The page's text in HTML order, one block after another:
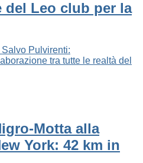
del Leo club per la
Pulvirenti:
tra tutte le realtà del
Motta alla
York: 42 km in